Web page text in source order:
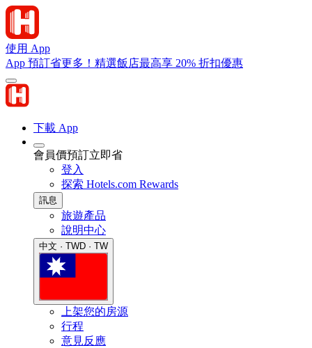
使用 App
App 預訂省更多！精選飯店最高享 20% 折扣優惠
下載 App
會員價預訂立即省
登入
探索 Hotels.com Rewards
訊息
旅遊產品
說明中心
中文 · TWD · TW
上架您的房源
行程
意見反應